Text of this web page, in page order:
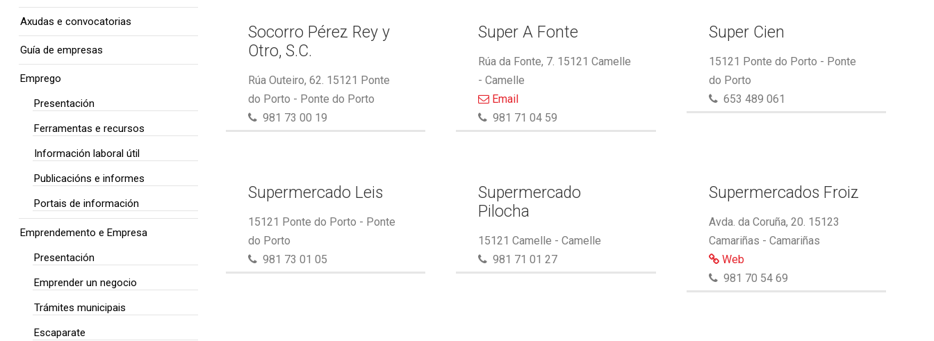
Socorro Pérez Rey y
Otro, S.C.
Rúa Outeiro, 62. 15121 Ponte
do Porto - Ponte do Porto
981 73 00 19
Super A Fonte
Rúa da Fonte, 7. 15121 Camelle
- Camelle
Email
981 71 04 59
Super Cien
15121 Ponte do Porto - Ponte
do Porto
653 489 061
Supermercado Leis
15121 Ponte do Porto - Ponte
do Porto
981 73 01 05
Supermercado
Pilocha
15121 Camelle - Camelle
981 71 01 27
Supermercados Froiz
Avda. da Coruña, 20. 15123
Camariñas - Camariñas
Web
981 70 54 69
Axudas e convocatorias
Guía de empresas
Emprego
Presentación
Ferramentas e recursos
Información laboral útil
Publicacións e informes
Portais de información
Emprendemento e Empresa
Presentación
Emprender un negocio
Trámites municipais
Escaparate